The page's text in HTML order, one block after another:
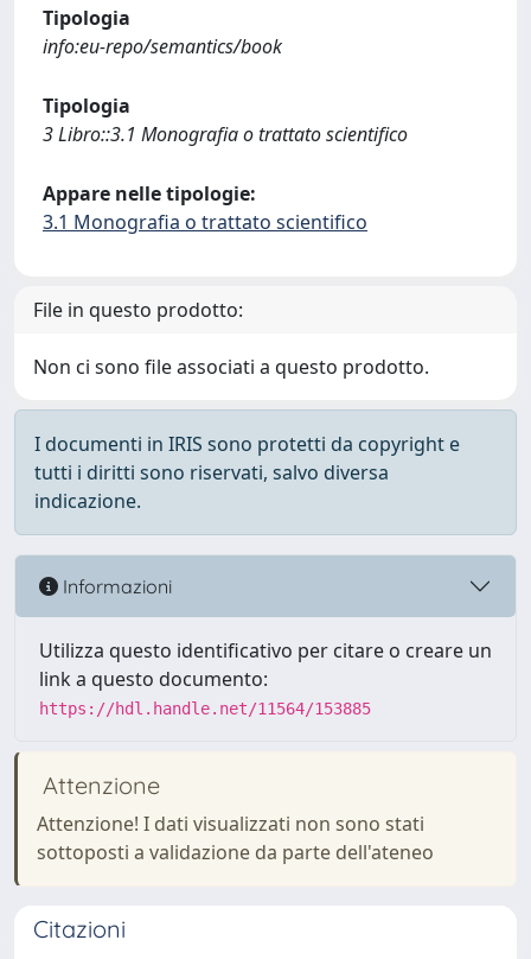
Tipologia
info:eu-repo/semantics/book
Tipologia
3 Libro::3.1 Monografia o trattato scientifico
Appare nelle tipologie:
3.1 Monografia o trattato scientifico
File in questo prodotto:
Non ci sono file associati a questo prodotto.
I documenti in IRIS sono protetti da copyright e
tutti i diritti sono riservati, salvo diversa
indicazione.
Informazioni
Utilizza questo identificativo per citare o creare un
link a questo documento:
https://hdl.handle.net/11564/153885
Attenzione
Attenzione! I dati visualizzati non sono stati
sottoposti a validazione da parte dell'ateneo
Citazioni